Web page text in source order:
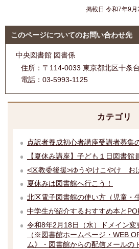
掲載日 令和7年9月
このページについてのお問い合わせ先
中央図書館 図書係
住所： 〒114-0033 東京都北区十条
電話： 03-5993-1125
カテゴリ
点訳者養成初心者講座受講者募集
【夏休み講座】子ども１日図書館
<区教委後援>ゆうやけこやけ お
夏休みは図書館へ行こう！
北区電子図書館の使い方（児童・
中学生が紹介するおすすめ本と
令和8年2月18日（水）ドメイン変
（※図書館ホームページ・WEB
ム》・図書館からの配信メールの